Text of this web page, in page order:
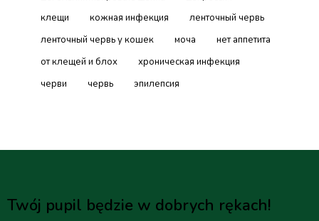
клещи
кожная инфекция
ленточный червь
ленточный червь у кошек
моча
нет аппетита
от клещей и блох
хроническая инфекция
черви
червь эпилепсия
Twój pupil będzie w dobrych rękach!